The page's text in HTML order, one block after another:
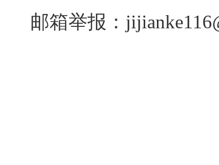
邮箱举报：